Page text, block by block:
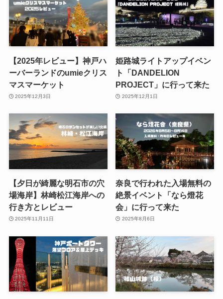
【2025年レビュー】神戸ハ
ーバーランドのumieクリス
マスマーケット
2025年12月3日
姫路城ライトアップイベン
ト「DANDELION
PROJECT」に行って来た
2025年12月1日
【夕日が綺麗な明石市の穴
場海岸】林崎松江海岸への
行き方とレビュー
2025年11月11日
奈良で行われた入場無料の
絶景イベント「なら燈花
会」に行って来た
2025年8月6日